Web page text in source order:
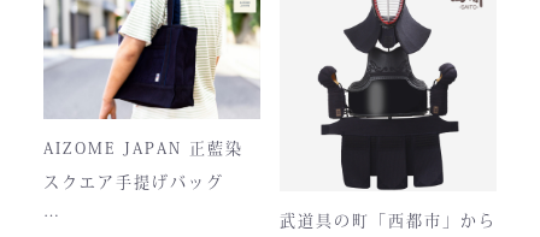
て驚くほどの機動力。実戦
に必要な「守り」と「動
き」を極限まで高めたこの
一式は、まさに現代剣道具
の完成形と呼ぶにふさわし
い逸品です。余計な装飾を
一切排し、機能美だけを追
正藍染ならではの深みある
色合いは、使い込むほどに
風合いが増し、唯一無二の
存在へと変化。
AIZOME JAPAN 正藍染
スクエア手提げバッグ
武道具の町「西都市」から